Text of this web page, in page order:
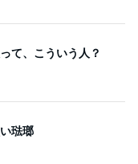
て、こういう人？
琺瑯